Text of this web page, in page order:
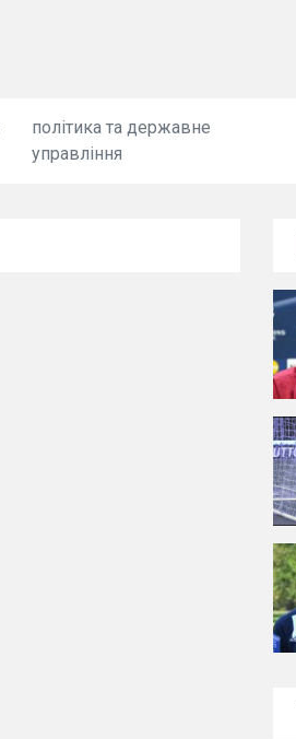
політика та державне
управління